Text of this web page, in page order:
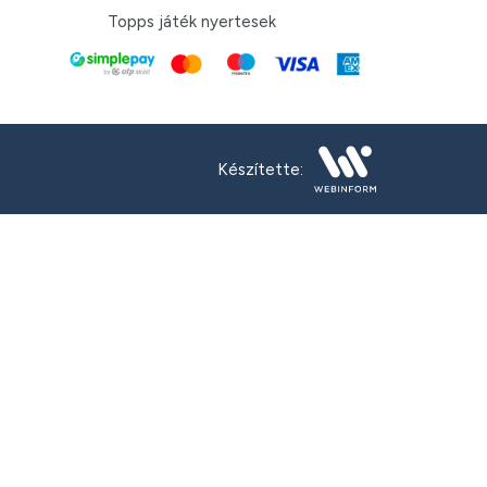
Topps játék nyertesek
Készítette: